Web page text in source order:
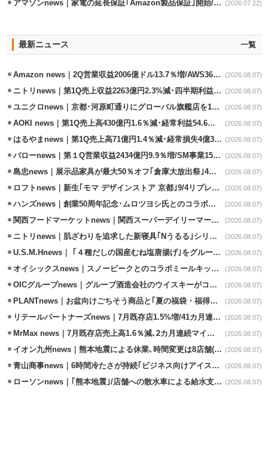
アマゾンnews｜家電の延長保証｢Amazon製品保証｣開始/購入～修理Web完結 (2026.07.22)
最新ニュース 一覧
Amazon news｜2Q営業収益2006億ドル13.7％増/AWS36.8％％増が貢献 (2026.08.07)
ニトリnews｜第1Q売上収益2263億円2.3%減･四半期利益1.4％減 (2026.08.07)
ユニクロnews｜京都･河原町通りにグローバル旗艦店を11/6開設 (2026.08.07)
AOKI news｜第1Q売上高430億円1.6％減･経常利益54.6％減 (2026.08.07)
はるやまnews｜第1Q売上高71億円1.4％減･経常損失4億3800万円 (2026.08.07)
バローnews｜第１Q営業収益2434億円9.9％増/SM事業15.5％増と絶好調 (2026.08.07)
島忠news｜展示品家具が最大50％オフ｢倉庫大放出祭｣4店舗限定で開催 (2026.08.07)
ロフトnews｜新生｢モマ デザインストア 京都｣9/4リプレイスオープン (2026.08.07)
ハンズnews｜創業50周年記念･ムロツヨシ氏とのコラボ企画｢ムロハンズ｣開催 (2026.08.07)
関西フードマーケットnews｜関西スーパーデイリーマート蒲生店8/7改装 (2026.08.07)
ニトリnews｜肌ざわりを追求した新寝具｢Nうるる｣シリーズを発売 (2026.08.07)
U.S.M.Hnews｜ ｢４種だしの国産むね塩唐揚げ｣をグループ610店で共同販促 (2026.08.07)
オイシックスnews｜スノーピークとのコラボミールキット8/13発売 (2026.08.07)
OICグループnews｜グループ酒造会社のウイスキーがコンペティション受賞 (2026.08.07)
PLANTnews｜お盆向けごちそう商品と｢夏の福袋・福得カート｣8/8から開催 (2026.08.07)
リテールパートナーズnews｜7月既存店1.5%増/41カ月連続増 (2026.08.07)
MrMax news｜7月既存店売上高1.6％減､2カ月連続マイナス (2026.08.07)
イオン九州news｜熊本地震による休業､時間変更は8店舗(8/7時点) (2026.08.07)
青山商事news｜6時間冷たさが持続｢ビジネス向けアイスベスト｣発売 (2026.08.07)
ローソンnews｜｢熊本地震｣/店舗への散水車による給水支援を開始 (2026.08.07)